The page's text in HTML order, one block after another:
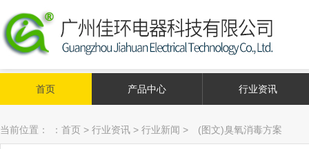
首页 产品中心 行业资讯
当前位置： ： 首页 > 行业资讯 > 行业新闻 > (图文)臭氧消毒方案